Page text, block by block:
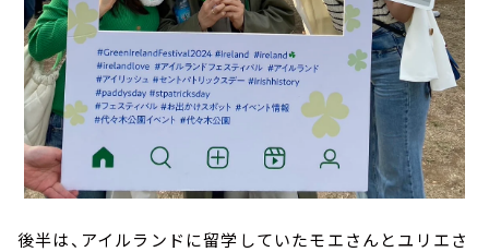
後半は、アイルランドに留学していたモエさんとユリエさ